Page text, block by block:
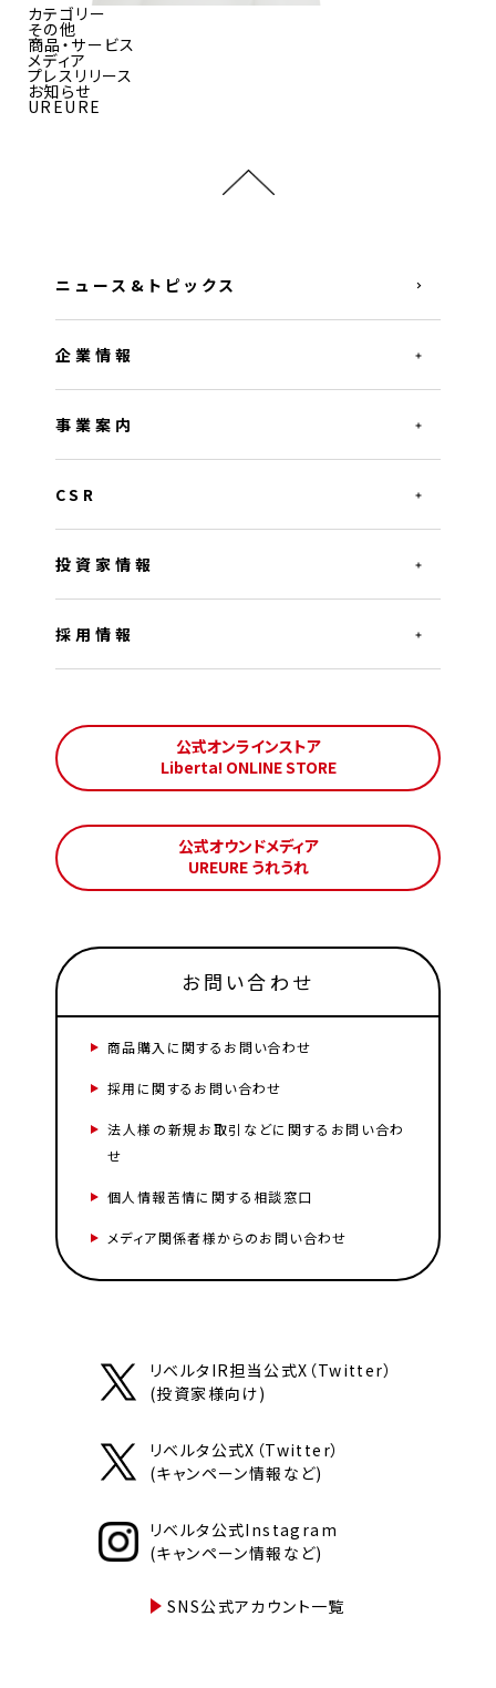
カテゴリー
その他
商品・サービス
メディア
プレスリリース
お知らせ
UREURE
ニュース&トピックス
企業情報
事業案内
CSR
投資家情報
採用情報
公式オンラインストア
Liberta! ONLINE STORE
公式オウンドメディア
UREURE うれうれ
お問い合わせ
商品購入に関するお問い合わせ
採用に関するお問い合わせ
法人様の新規お取引などに関するお問い合わ
せ
個人情報苦情に関する相談窓口
メディア関係者様からのお問い合わせ
リベルタIR担当公式X（Twitter）
(投資家様向け)
リベルタ公式X（Twitter）
(キャンペーン情報など)
リベルタ公式Instagram
(キャンペーン情報など)
SNS公式アカウント一覧